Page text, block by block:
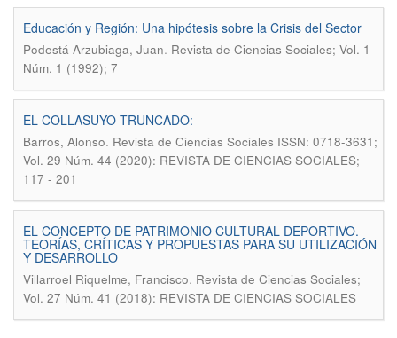
Educación y Región: Una hipótesis sobre la Crisis del Sector
Podestá Arzubiaga, Juan. Revista de Ciencias Sociales; Vol. 1
Núm. 1 (1992); 7
EL COLLASUYO TRUNCADO:
Barros, Alonso. Revista de Ciencias Sociales ISSN: 0718-3631;
Vol. 29 Núm. 44 (2020): REVISTA DE CIENCIAS SOCIALES;
117 - 201
EL CONCEPTO DE PATRIMONIO CULTURAL DEPORTIVO.
TEORÍAS, CRÍTICAS Y PROPUESTAS PARA SU UTILIZACIÓN
Y DESARROLLO
Villarroel Riquelme, Francisco. Revista de Ciencias Sociales;
Vol. 27 Núm. 41 (2018): REVISTA DE CIENCIAS SOCIALES